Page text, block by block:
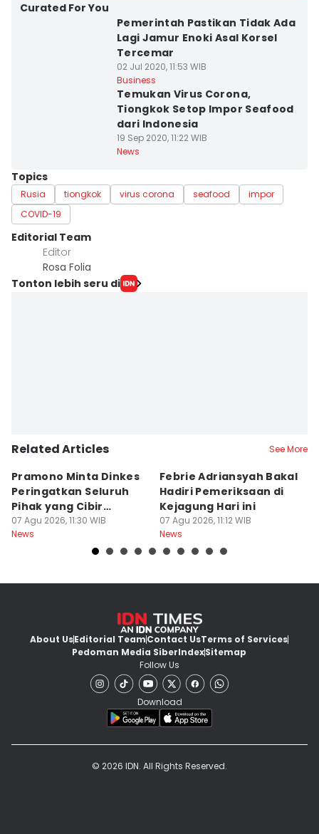
Curated For You
Pemerintah Pastikan Tidak Ada
Lagi Jamur Enoki Asal Korsel
Tercemar
02 Jul 2020, 11:53 WIB
Business
Temukan Virus Corona,
Tiongkok Setop Impor Seafood
dari Indonesia
19 Sep 2020, 11:22 WIB
News
Topics
Rusia tiongkok virus corona seafood
impor
COVID-19
Editorial Team
Editor
Rosa Folia
Tonton lebih seru di
Related Articles See More
Pramono Minta Dinkes
Peringatkan Seluruh
Pihak yang Cibir
Pengguna BPJS
07 Agu 2026, 11:30 WIB
News
Febrie Adriansyah Bakal
Hadiri Pemeriksaan di
Kejagung Hari ini
07 Agu 2026, 11:12 WIB
News
About UsEditorial TeamContact UsTerms of Services
Pedoman Media SiberIndexSitemap
Follow Us
Download
© 2026 IDN. All Rights Reserved.